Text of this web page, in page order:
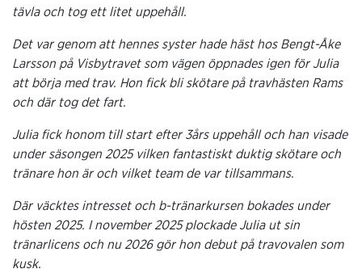
tävla och tog ett litet uppehåll.
Det var genom att hennes syster hade häst hos Bengt-Åke
Larsson på Visbytravet som vägen öppnades igen för Julia
att börja med trav. Hon fick bli skötare på travhästen Rams
och där tog det fart.
Julia fick honom till start efter 3års uppehåll och han visade
under säsongen 2025 vilken fantastiskt duktig skötare och
tränare hon är och vilket team de var tillsammans.
Där väcktes intresset och b-tränarkursen bokades under
hösten 2025. I november 2025 plockade Julia ut sin
tränarlicens och nu 2026 gör hon debut på travovalen som
kusk.